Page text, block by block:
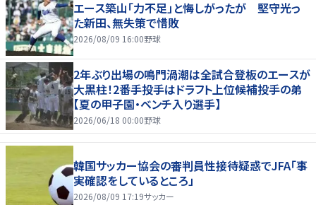
エース築山「力不足」と悔しがったが 堅守光っ
た新田、無失策で惜敗
2026/08/09 16:00野球
2年ぶり出場の鳴門渦潮は全試合登板のエースが
大黒柱！2番手投手はドラフト上位候補投手の弟
【夏の甲子園・ベンチ入り選手】
2026/06/18 00:00野球
韓国サッカー協会の審判員性接待疑惑でJFA「事
実確認をしているところ」
2026/08/09 17:19サッカー